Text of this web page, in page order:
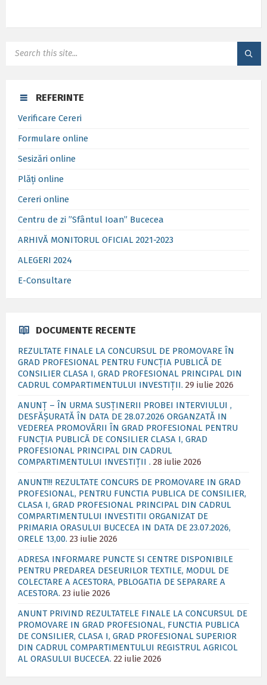
REFERINTE
Verificare Cereri
Formulare online
Sesizări online
Plăți online
Cereri online
Centru de zi ”Sfântul Ioan” Bucecea
ARHIVĂ MONITORUL OFICIAL 2021-2023
ALEGERI 2024
E-Consultare
DOCUMENTE RECENTE
REZULTATE FINALE LA CONCURSUL DE PROMOVARE ÎN
GRAD PROFESIONAL PENTRU FUNCȚIA PUBLICĂ DE
CONSILIER CLASA I, GRAD PROFESIONAL PRINCIPAL DIN
CADRUL COMPARTIMENTULUI INVESTIȚII. 29 iulie 2026
ANUNȚ – ÎN URMA SUSȚINERII PROBEI INTERVIULUI ,
DESFĂȘURATĂ ÎN DATA DE 28.07.2026 ORGANZATĂ IN
VEDEREA PROMOVĂRII ÎN GRAD PROFESIONAL PENTRU
FUNCȚIA PUBLICĂ DE CONSILIER CLASA I, GRAD
PROFESIONAL PRINCIPAL DIN CADRUL
COMPARTIMENTULUI INVESTIȚII . 28 iulie 2026
ANUNT!!! REZULTATE CONCURS DE PROMOVARE IN GRAD
PROFESIONAL, PENTRU FUNCTIA PUBLICA DE CONSILIER,
CLASA I, GRAD PROFESIONAL PRINCIPAL DIN CADRUL
COMPARTIMENTULUI INVESTITII ORGANIZAT DE
PRIMARIA ORASULUI BUCECEA IN DATA DE 23.07.2026,
ORELE 13,00. 23 iulie 2026
ADRESA INFORMARE PUNCTE SI CENTRE DISPONIBILE
PENTRU PREDAREA DESEURILOR TEXTILE, MODUL DE
COLECTARE A ACESTORA, PBLOGATIA DE SEPARARE A
ACESTORA. 23 iulie 2026
ANUNT PRIVIND REZULTATELE FINALE LA CONCURSUL DE
PROMOVARE IN GRAD PROFESIONAL, FUNCTIA PUBLICA
DE CONSILIER, CLASA I, GRAD PROFESIONAL SUPERIOR
DIN CADRUL COMPARTIMENTULUI REGISTRUL AGRICOL
AL ORASULUI BUCECEA. 22 iulie 2026